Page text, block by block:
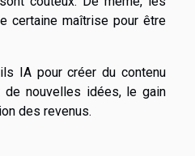
certaine maîtrise pour être
IA pour créer du contenu
nouvelles idées, le gain
des revenus.